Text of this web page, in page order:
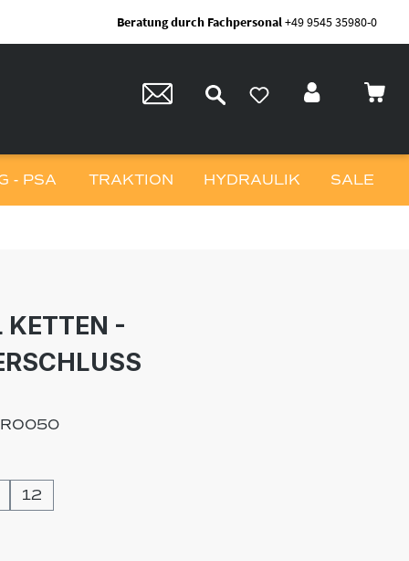
Beratung durch Fachpersonal+49 9545 35980-0
- PSA TRAKTION HYDRAULIK SALE
KETTEN -
12